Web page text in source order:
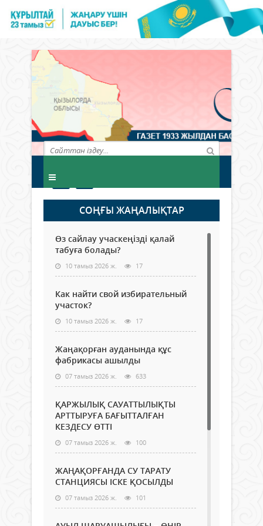
СОҢҒЫ ЖАҢАЛЫҚТАР
Өз сайлау учаскеңізді қалай
табуға болады?
10 тамыз 2026 ж. 17
Как найти свой избирательный
участок?
10 тамыз 2026 ж. 17
Жаңақорған ауданында құс
фабрикасы ашылды
07 тамыз 2026 ж. 633
ҚАРЖЫЛЫҚ САУАТТЫЛЫҚТЫ
АРТТЫРУҒА БАҒЫТТАЛҒАН
КЕЗДЕСУ ӨТТІ
07 тамыз 2026 ж. 100
ЖАҢАҚОРҒАНДА СУ ТАРАТУ
СТАНЦИЯСЫ ІСКЕ ҚОСЫЛДЫ
07 тамыз 2026 ж. 101